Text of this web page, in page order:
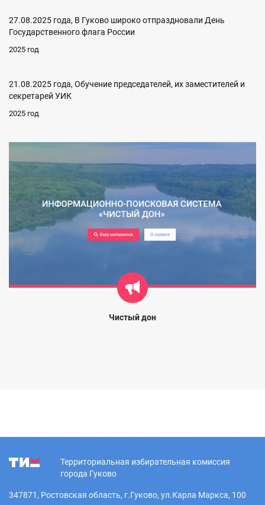
27.08.2025 года, В Гуково широко отпраздновали День
Государственного флага России
2025 год
21.08.2025 года, Обучение председателей, их заместителей и
секретарей УИК
2025 год
Чистый дон
Территориальная избирательная комиссия
города Гуково
347871, Ростовская область, г.Гуково, ул.Карла Маркса, 100